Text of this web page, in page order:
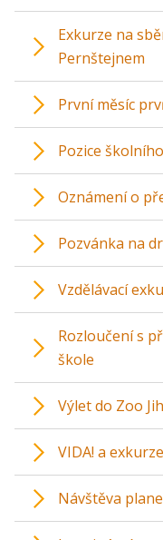
Exkurze na
Pernštejnem
První měsíc
Pozice
Oznámení o
Pozvánka na
Vzdělávací
Rozloučení s
škole
Výlet do Zoo
VIDA! a
Návštěva